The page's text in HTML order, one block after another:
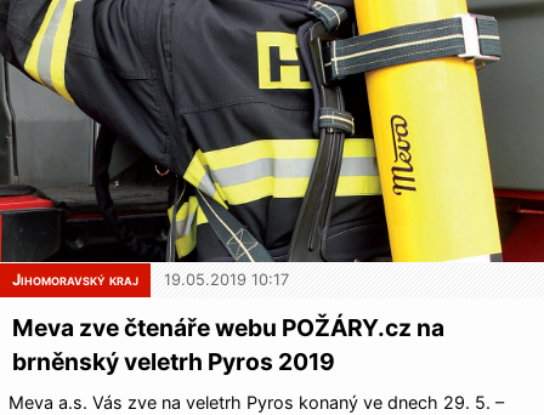
Jihomoravský kraj 19.05.2019 10:17
Meva zve čtenáře webu POŽÁRY.cz na
brněnský veletrh Pyros 2019
Meva a.s. Vás zve na veletrh Pyros konaný ve dnech 29. 5. –